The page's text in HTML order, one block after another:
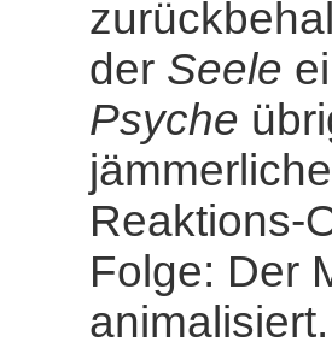
der Seele
Psyche
Reaktions-
Folge: Der
animalisiert.